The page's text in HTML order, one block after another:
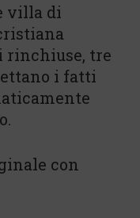
villa di
rinchiuse, tre
i fatti
con